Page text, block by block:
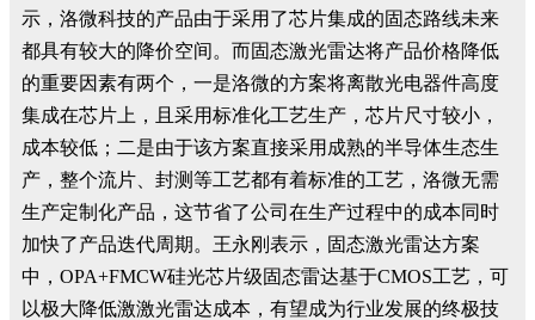
示，洛微科技的产品由于采用了芯片集成的固态路线未来
都具有较大的降价空间。而固态激光雷达将产品价格降低
的重要因素有两个，一是洛微的方案将离散光电器件高度
集成在芯片上，且采用标准化工艺生产，芯片尺寸较小，
成本较低；二是由于该方案直接采用成熟的半导体生态生
产，整个流片、封测等工艺都有着标准的工艺，洛微无需
生产定制化产品，这节省了公司在生产过程中的成本同时
加快了产品迭代周期。王永刚表示，固态激光雷达方案
中，OPA+FMCW硅光芯片级固态雷达基于CMOS工艺，可
以极大降低激激光雷达成本，有望成为行业发展的终极技